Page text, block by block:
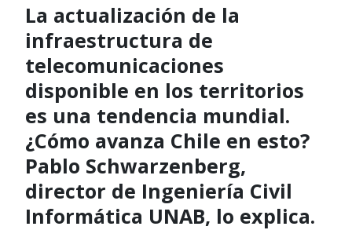
La actualización de la
infraestructura de
telecomunicaciones
disponible en los territorios
es una tendencia mundial.
¿Cómo avanza Chile en esto?
Pablo Schwarzenberg,
director de Ingeniería Civil
Informática UNAB, lo explica.